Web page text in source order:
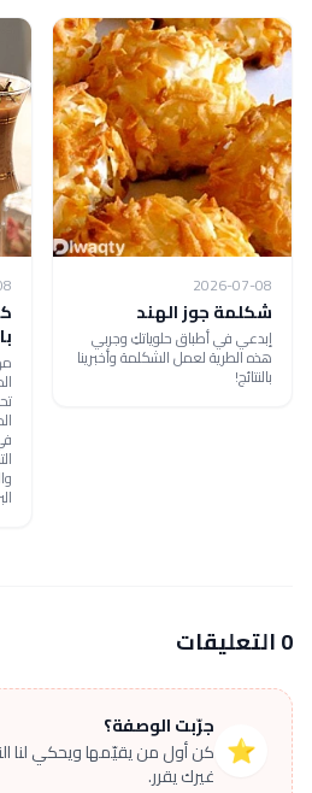
2026-07-08
شكلمة جوز الهند
إبدعي في أطباق حلوياتكِ وجربي
هذه الطرية لعمل الشكلمة وأخبرينا
بالنتائج!
0 التعليقات
⭐
جرّبت الوصفة؟
كن أول من يقيّمها ويحكي لنا
غيرك يقرر.